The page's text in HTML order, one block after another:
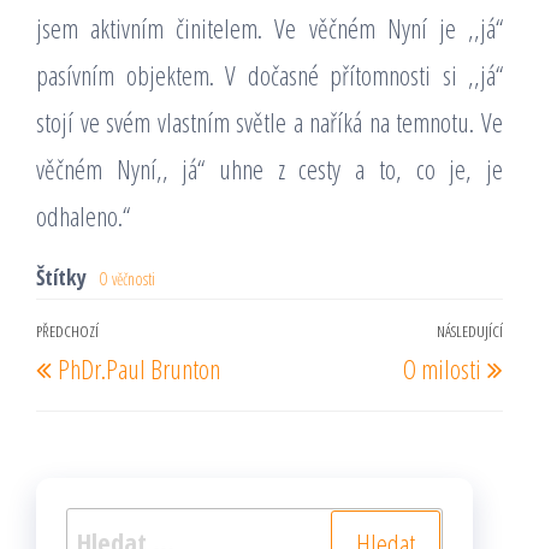
jsem aktivním činitelem. Ve věčném Nyní je ,,já“
pasívním objektem. V dočasné přítomnosti si ,,já“
stojí ve svém vlastním světle a naříká na temnotu. Ve
věčném Nyní,, já“ uhne z cesty a to, co je, je
odhaleno.“
Štítky O věčnosti
Navigace
pro
Předchozí
příspěvek
PŘEDCHOZÍ
PhDr.Paul Brunton
NÁSLEDUJÍCÍ
O milosti
Vyhledávání